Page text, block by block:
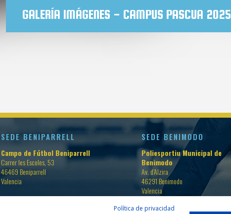
GALERÍA IMÁGENES - CAMPUS PASCUA 2025
SEDE BENIPARRELL
Campo de Fútbol Beniparrell
Carrer les Escoles, 53
46469 Beniparrell
Valencia
SEDE BENIMODO
Poliesportiu Municipal de
Benimodo
Av. d’Alzira
46291 Benimodo
Valencia
Política de privacidad